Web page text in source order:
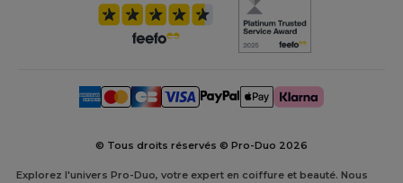
© Tous droits réservés © Pro-Duo 2026
Explorez l'univers Pro-Duo, votre expert en coiffure et beauté. Nous